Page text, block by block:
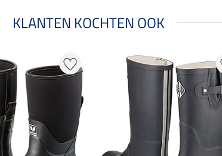
KLANTEN KOCHTEN OOK